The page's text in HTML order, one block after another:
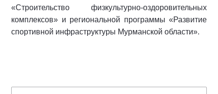
«Строительство физкультурно-оздоровительных
комплексов» и региональной программы «Развитие
спортивной инфраструктуры Мурманской области».